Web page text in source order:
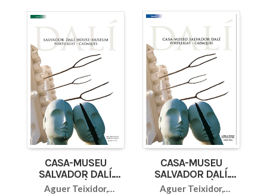
CASA-MUSEU
SALVADOR DALÍ.
(ANGLÈS)
Aguer Teixidor,
CASA-MUSEU
SALVADOR DALÍ.
(CASTELLÀ)
Aguer Teixidor,